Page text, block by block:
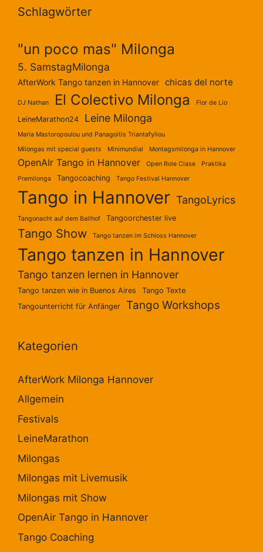
Schlagwörter
"un poco mas" Milonga
5. SamstagMilonga
AfterWork Tango tanzen in Hannover chicas del norte
DJ Nathan El Colectivo Milonga Flor de Lio
LeineMarathon24 Leine Milonga
Maria Mastoropoulou und Panagoitis Triantafyllou
Milongas mit special guests
Minimundial Montagsmilonga in Hannover
OpenAIr Tango in Hannover Open Role Clase
Praktika
Premilonga
Tangocoaching Tango Festival Hannover
Tango in Hannover TangoLyrics
Tangonacht auf dem Ballhof Tangoorchester live
Tango Show Tango tanzen im Schloss Hannover
Tango tanzen in Hannover
Tango tanzen lernen in Hannover
Tango tanzen wie in Buenos Aires
Tango Texte
Tangounterricht für Anfänger
Tango Workshops
Kategorien
AfterWork Milonga Hannover
Allgemein
Festivals
LeineMarathon
Milongas
Milongas mit Livemusik
Milongas mit Show
OpenAir Tango in Hannover
Tango Coaching